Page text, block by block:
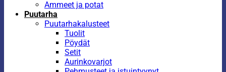
Ammeet ja potat
Puutarha
Puutarhakalusteet
Tuolit
Pöydät
Setit
Aurinkovarjot